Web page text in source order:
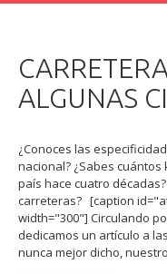
ALGUNAS
¿Conoces las
nacional? ¿Sabes
país hace cuatro
carreteras? [caption
width="300"] Circulando
dedicamos un artículo a
nunca mejor dicho,